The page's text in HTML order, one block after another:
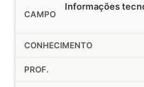
Informações